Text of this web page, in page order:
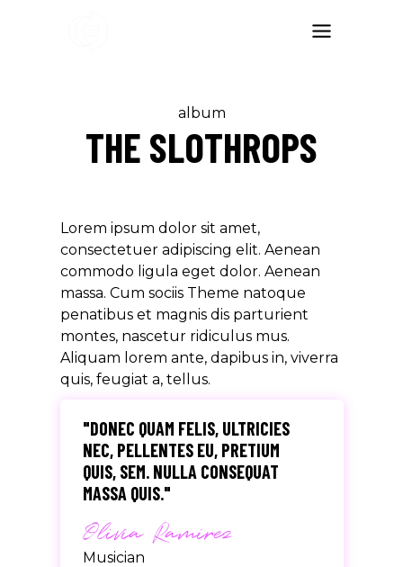
album
THE SLOTHROPS
Lorem ipsum dolor sit amet,
consectetuer adipiscing elit. Aenean
commodo ligula eget dolor. Aenean
massa. Cum sociis Theme natoque
penatibus et magnis dis parturient
montes, nascetur ridiculus mus.
Aliquam lorem ante, dapibus in, viverra
quis, feugiat a, tellus.
"DONEC QUAM FELIS, ULTRICIES
NEC, PELLENTES EU, PRETIUM
QUIS, SEM. NULLA CONSEQUAT
MASSA QUIS."
Olivia Ramirez
Musician